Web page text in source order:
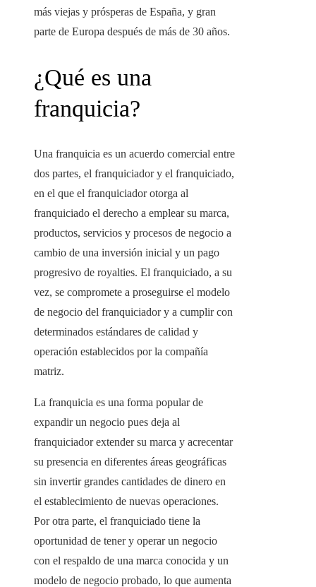
más viejas y prósperas de España, y gran
parte de Europa después de más de 30 años.
¿Qué es una
franquicia?
Una franquicia es un acuerdo comercial entre
dos partes, el franquiciador y el franquiciado,
en el que el franquiciador otorga al
franquiciado el derecho a emplear su marca,
productos, servicios y procesos de negocio a
cambio de una inversión inicial y un pago
progresivo de royalties. El franquiciado, a su
vez, se compromete a proseguirse el modelo
de negocio del franquiciador y a cumplir con
determinados estándares de calidad y
operación establecidos por la compañía
matriz.
La franquicia es una forma popular de
expandir un negocio pues deja al
franquiciador extender su marca y acrecentar
su presencia en diferentes áreas geográficas
sin invertir grandes cantidades de dinero en
el establecimiento de nuevas operaciones.
Por otra parte, el franquiciado tiene la
oportunidad de tener y operar un negocio
con el respaldo de una marca conocida y un
modelo de negocio probado, lo que aumenta